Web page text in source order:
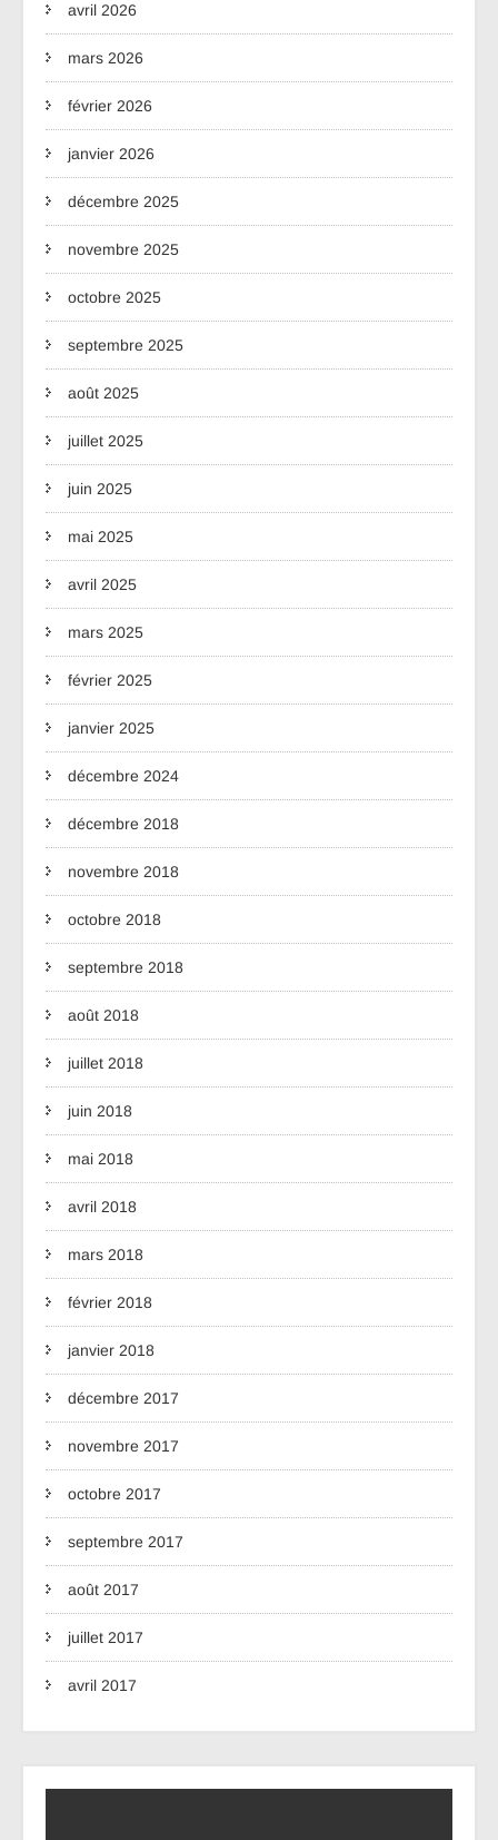
avril 2026
mars 2026
février 2026
janvier 2026
décembre 2025
novembre 2025
octobre 2025
septembre 2025
août 2025
juillet 2025
juin 2025
mai 2025
avril 2025
mars 2025
février 2025
janvier 2025
décembre 2024
décembre 2018
novembre 2018
octobre 2018
septembre 2018
août 2018
juillet 2018
juin 2018
mai 2018
avril 2018
mars 2018
février 2018
janvier 2018
décembre 2017
novembre 2017
octobre 2017
septembre 2017
août 2017
juillet 2017
avril 2017